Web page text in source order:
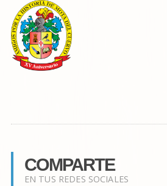
COMPARTE
EN TUS REDES SOCIALES